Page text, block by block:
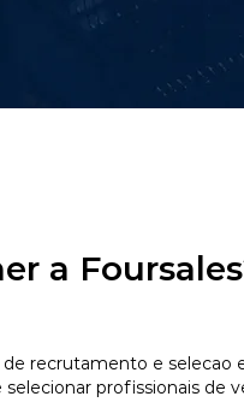
a
recrutamento e selecao
profissionais de